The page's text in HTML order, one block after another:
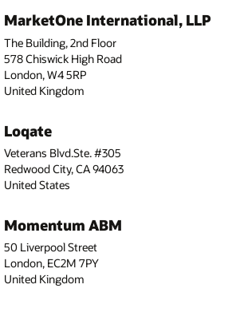
MarketOne International, LLP
The Building, 2nd Floor
578 Chiswick High Road
London, W4 5RP
United Kingdom
Loqate
Veterans Blvd.Ste. #305
Redwood City, CA 94063
United States
Momentum ABM
50 Liverpool Street
London, EC2M 7PY
United Kingdom